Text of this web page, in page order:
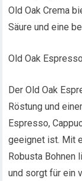
Old Oak Crema
Säure und eine
Old Oak
Der Old Oak
Röstung und
Espresso,
geeignet ist. Mit
Robusta Bohnen
und sorgt für ein